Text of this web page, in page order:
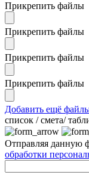
Прикрепить файлы
Прикрепить файлы
Прикрепить файлы
Прикрепить файлы
Добавить ещё
cписок / смета/
Отправляя данную
обработки